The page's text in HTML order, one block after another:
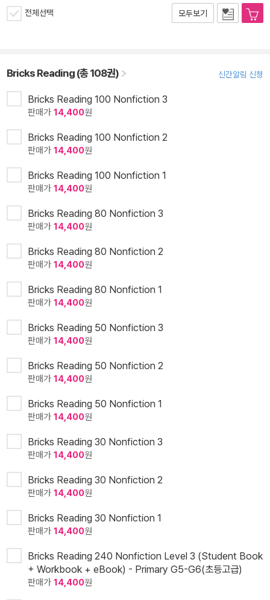
전체선택 모두보기
Bricks Reading (총 108권) 신간알림 신청
Bricks Reading 100 Nonfiction 3
판매가 14,400원
Bricks Reading 100 Nonfiction 2
판매가 14,400원
Bricks Reading 100 Nonfiction 1
판매가 14,400원
Bricks Reading 80 Nonfiction 3
판매가 14,400원
Bricks Reading 80 Nonfiction 2
판매가 14,400원
Bricks Reading 80 Nonfiction 1
판매가 14,400원
Bricks Reading 50 Nonfiction 3
판매가 14,400원
Bricks Reading 50 Nonfiction 2
판매가 14,400원
Bricks Reading 50 Nonfiction 1
판매가 14,400원
Bricks Reading 30 Nonfiction 3
판매가 14,400원
Bricks Reading 30 Nonfiction 2
판매가 14,400원
Bricks Reading 30 Nonfiction 1
판매가 14,400원
Bricks Reading 240 Nonfiction Level 3 (Student Book
+ Workbook + eBook) - Primary G5-G6(초등고급)
판매가 14,400원